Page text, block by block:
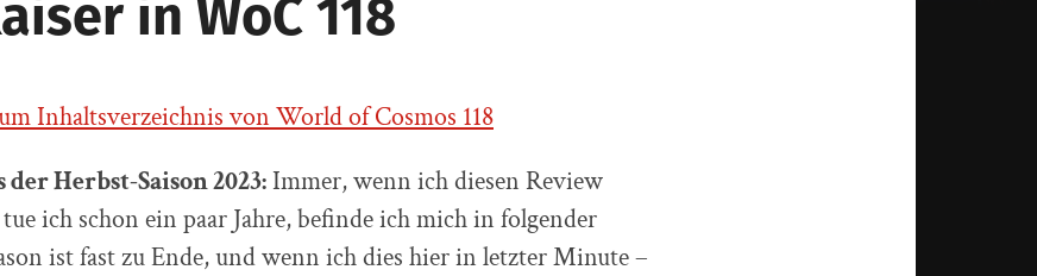
in WoC 118
Inhaltsverzeichnis von World of Cosmos 118
Herbst-Saison 2023:Immer, wenn ich diesen Review
ich schon ein paar Jahre, befinde ich mich in folgender
ist fast zu Ende, und wenn ich dies hier in letzter Minute –